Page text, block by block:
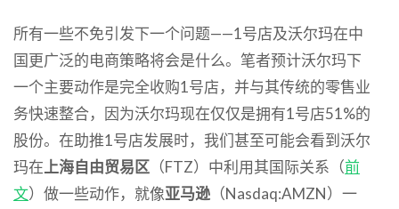
所有一些不免引发下一个问题——1号店及沃尔玛在中
国更广泛的电商策略将会是什么。笔者预计沃尔玛下
一个主要动作是完全收购1号店，并与其传统的零售业
务快速整合，因为沃尔玛现在仅仅是拥有1号店51%的
股份。在助推1号店发展时，我们甚至可能会看到沃尔
玛在 上海自由贸易区 （FTZ）中利用其国际关系（前
文）做一些动作，就像亚马逊 （Nasdaq:AMZN）一